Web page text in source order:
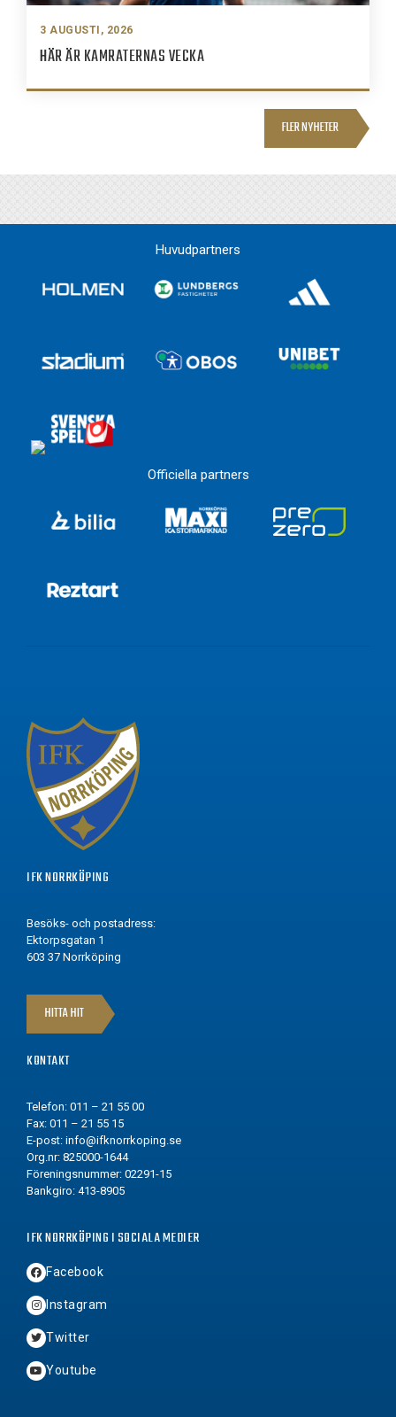
3 AUGUSTI, 2026
HÄR ÄR KAMRATERNAS VECKA
FLER NYHETER
Huvudpartners
Officiella partners
IFK NORRKÖPING
Besöks- och postadress:
Ektorpsgatan 1
603 37 Norrköping
HITTA HIT
KONTAKT
Telefon: 011 – 21 55 00
Fax: 011 – 21 55 15
E-post: info@ifknorrkoping.se
Org.nr: 825000-1644
Föreningsnummer: 02291-15
Bankgiro: 413-8905
IFK NORRKÖPING I SOCIALA MEDIER
Facebook
Instagram
Twitter
Youtube